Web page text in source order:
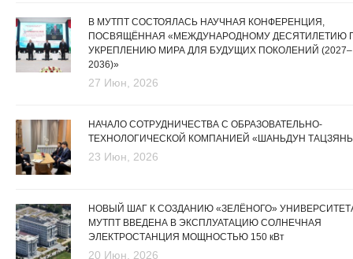
В МУТПТ СОСТОЯЛАСЬ НАУЧНАЯ КОНФЕРЕНЦИЯ,
ПОСВЯЩЁННАЯ «МЕЖДУНАРОДНОМУ ДЕСЯТИЛЕТИЮ
УКРЕПЛЕНИЮ МИРА ДЛЯ БУДУЩИХ ПОКОЛЕНИЙ (2027–
2036)»
27 Июн, 2026
НАЧАЛО СОТРУДНИЧЕСТВА С ОБРАЗОВАТЕЛЬНО-
ТЕХНОЛОГИЧЕСКОЙ КОМПАНИЕЙ «ШАНЬДУН
23 Июн, 2026
НОВЫЙ ШАГ К СОЗДАНИЮ «ЗЕЛЁНОГО»
МУТПТ ВВЕДЕНА В ЭКСПЛУАТАЦИЮ СОЛНЕЧНАЯ
ЭЛЕКТРОСТАНЦИЯ МОЩНОСТЬЮ 150 кВт
20 Июн, 2026